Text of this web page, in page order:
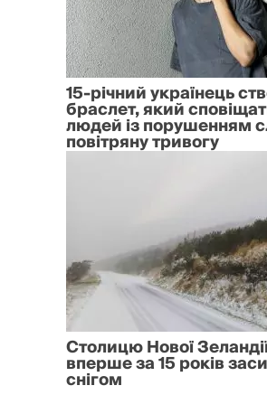
15-річний українець
браслет, який
людей із порушенням
повітряну тривогу
Столицю Нової
вперше за 15 років
снігом